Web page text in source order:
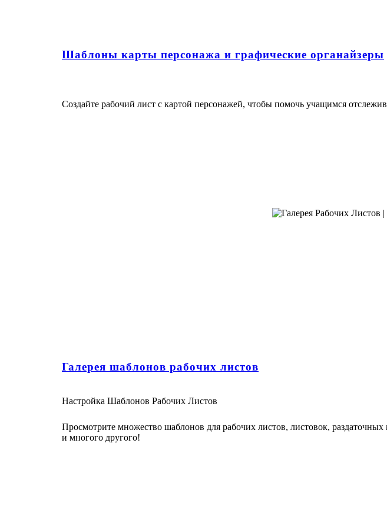
Шаблоны карты персонажа и графические органайзеры
Создайте рабочий лист с картой персонажей, чтобы помочь учащимся
Галерея шаблонов рабочих листов
Настройка Шаблонов Рабочих Листов
Просмотрите множество шаблонов для рабочих листов, листовок,
и многого другого!